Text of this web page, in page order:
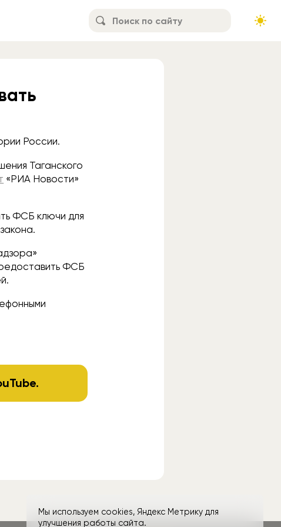
России.
Таганского
«РИА Новости»
ФСБ ключи для
ФСБ
.
Мы используем cookies, Яндекс Метрику для
улучшения работы сайта.